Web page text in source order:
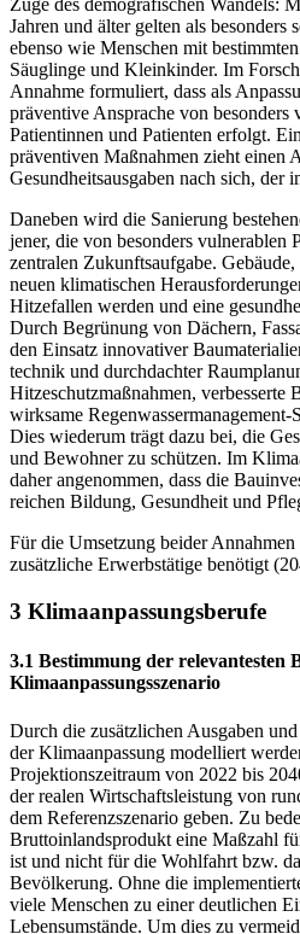
Zuge des demografi­schen Wandels:
Jahren und älter gelten als besonders
ebenso wie Menschen mit
Säuglinge und Kleinkinder. Im
Annahme formuliert, dass als
präventive Ansprache von
Patien­tinnen und Patienten erfolgt.
präventiven Maßnahmen zieht einen
Gesundheitsausgaben nach sich, der
Daneben wird die Sanierung
jener, die von besonders vul­nerablen
zentralen Zukunftsaufgabe.
neuen klimatischen
Hitzefallen werden und eine
Durch Begrünung von Dächern,
den Einsatz innovativer
technik und durchdachter
Hitzeschutzmaßnahmen, verbesserte
wirksame
Dies wiede­rum trägt dazu bei, die
und Bewohner zu schützen. Im
daher angenommen, dass die
reichen Bildung, Gesundheit und
Für die Umsetzung beider
zusätzliche Erwerbstätige benötigt
3 Klimaanpassungsberufe
3.1 Bestimmung der relevantesten
Klimaanpassungsszenario
Durch die zusätzlichen Ausgaben
der Klimaanpassung modelliert
Projektionszeitraum von 2022 bis
der realen Wirtschaftsleistung von
dem Refe­renz­szenario geben. Zu
Bruttoinlandsprodukt eine Maßzahl
ist und nicht für die Wohlfahrt bzw.
Bevölkerung. Ohne die
viele Menschen zu einer deutlichen
Lebensumstände. Um dies zu